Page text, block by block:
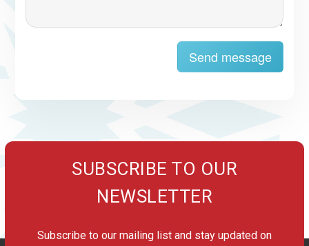
Send message
SUBSCRIBE TO OUR
NEWSLETTER
Subscribe to our mailing list and stay updated on